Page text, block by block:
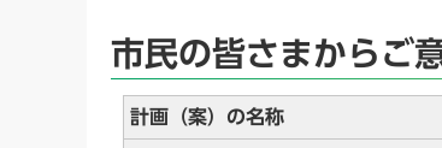
市民の皆さまからご
計画（案）の名称